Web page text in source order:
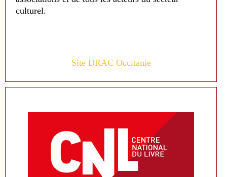
culturel.
Site DRAC Occitanie